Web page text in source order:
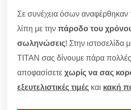
Σε συνέχεια όσων
λίπη με τηνπάροδο του
σωληνώσεις! Στην ιστοσελίδα
ΤΙΤΑΝ σας δίνουμε πάρα
αποφασίσετεχωρίς να σας
εξευτελιστικές τιμές και κακή